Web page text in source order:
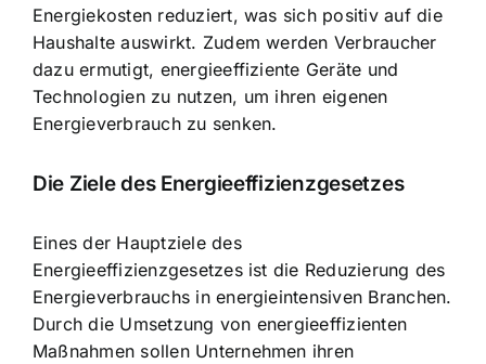
Energiekosten reduziert, was sich positiv auf die
Haushalte auswirkt. Zudem werden Verbraucher
dazu ermutigt, energieeffiziente Geräte und
Technologien zu nutzen, um ihren eigenen
Energieverbrauch zu senken.
Die Ziele des Energieeffizienzgesetzes
Eines der Hauptziele des
Energieeffizienzgesetzes ist die Reduzierung des
Energieverbrauchs in energieintensiven Branchen.
Durch die Umsetzung von energieeffizienten
Maßnahmen sollen Unternehmen ihren